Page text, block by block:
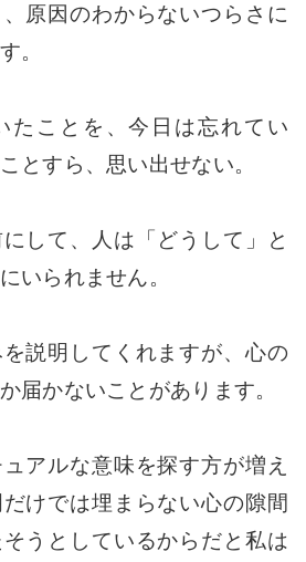
原因のわからないつらさに
。
たことを、今日は忘れてい
とすら、思い出せない。
して、人は「どうして」と
いられません。
説明してくれますが、心の
届かないことがあります。
アルな意味を探す方が増え
けでは埋まらない心の隙間
うとしているからだと私は